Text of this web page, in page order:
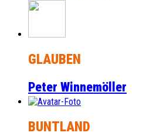
GLAUBEN
Peter Winnemöller
BUNTLAND